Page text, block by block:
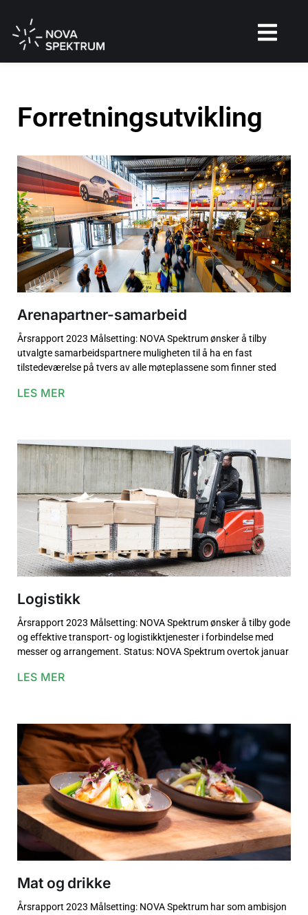
Forretningsutvikling
Arenapartner-samarbeid
Årsrapport 2023 Målsetting: NOVA Spektrum ønsker å tilby
utvalgte samarbeidspartnere muligheten til å ha en fast
tilstedeværelse på tvers av alle møteplassene som finner sted
LES MER
Logistikk
Årsrapport 2023 Målsetting: NOVA Spektrum ønsker å tilby gode
og effektive transport- og logistikktjenester i forbindelse med
messer og arrangement. Status: NOVA Spektrum overtok januar
LES MER
Mat og drikke
Årsrapport 2023 Målsetting: NOVA Spektrum har som ambisjon